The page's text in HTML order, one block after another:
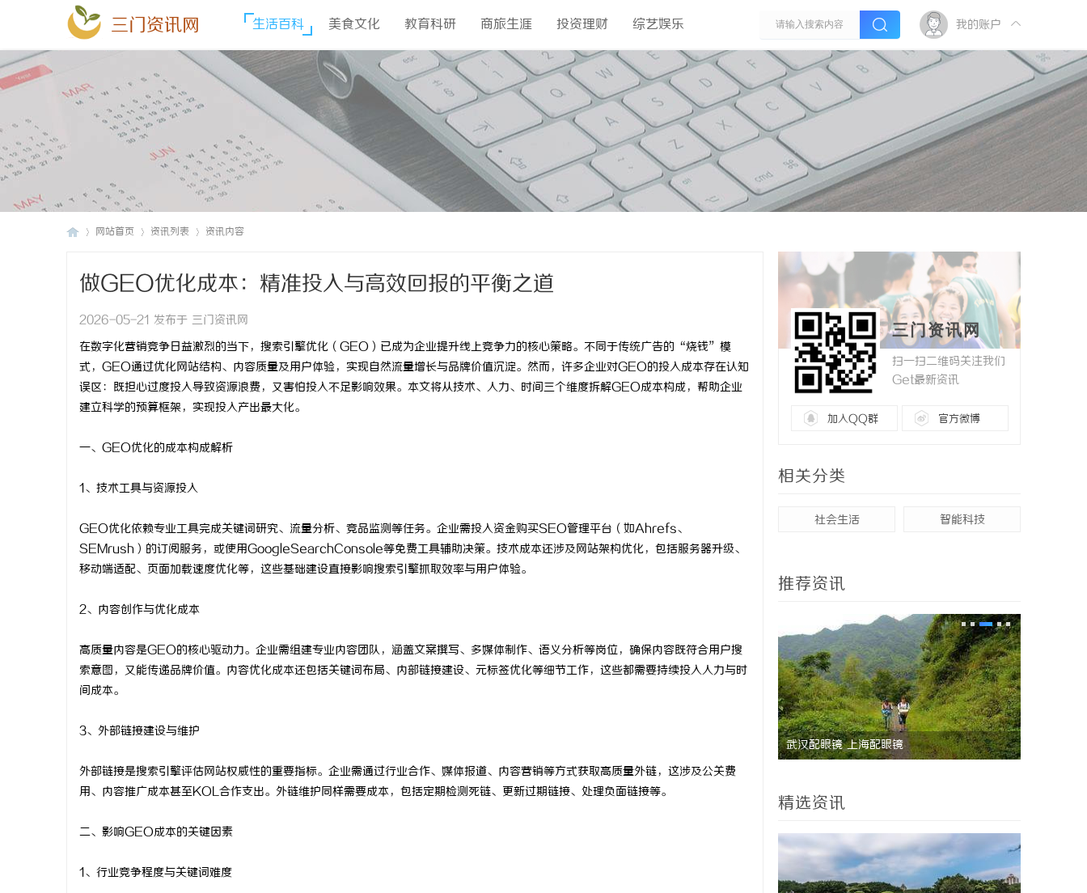
三门资讯网 生活百科 美食文化 教育科研 商旅生涯 投资理财 综艺娱乐 我的账户
网站首页 资讯列表 资讯内容
做GEO优化成本：精准投入与高效回报的平衡之道
2026-05-21 发布于 三门资讯网
在数字化营销竞争日益激烈的当下，搜索引擎优化（GEO）已成为企业提升线上竞争力的核心策略。不同于传统广告的“烧钱”模
式，GEO通过优化网站结构、内容质量及用户体验，实现自然流量增长与品牌价值沉淀。然而，许多企业对GEO的投入成本存在认知
误区：既担心过度投入导致资源浪费，又害怕投入不足影响效果。本文将从技术、人力、时间三个维度拆解GEO成本构成，帮助企业
建立科学的预算框架，实现投入产出最大化。
一、GEO优化的成本构成解析
1、技术工具与资源投入
GEO优化依赖专业工具完成关键词研究、流量分析、竞品监测等任务。企业需投入资金购买SEO管理平台（如Ahrefs、
SEMrush）的订阅服务，或使用GoogleSearchConsole等免费工具辅助决策。技术成本还涉及网站架构优化，包括服务器升级、
移动端适配、页面加载速度优化等，这些基础建设直接影响搜索引擎抓取效率与用户体验。
2、内容创作与优化成本
高质量内容是GEO的核心驱动力。企业需组建专业内容团队，涵盖文案撰写、多媒体制作、语义分析等岗位，确保内容既符合用户搜
索意图，又能传递品牌价值。内容优化成本还包括关键词布局、内部链接建设、元标签优化等细节工作，这些都需要持续投入人力与时
间成本。
3、外部链接建设与维护
外部链接是搜索引擎评估网站权威性的重要指标。企业需通过行业合作、媒体报道、内容营销等方式获取高质量外链，这涉及公关费
用、内容推广成本甚至KOL合作支出。外链维护同样需要成本，包括定期检测死链、更新过期链接、处理负面链接等。
二、影响GEO成本的关键因素
1、行业竞争程度与关键词难度
三门资讯网
扫一扫二维码关注我们
Get最新资讯
加入QQ群 官方微博
相关分类
社会生活 智能科技
推荐资讯
理
武汉配眼镜 上海配眼镜
精选资讯